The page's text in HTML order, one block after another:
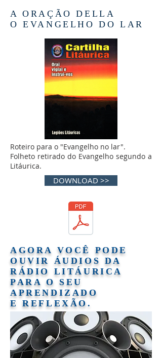
A ORAÇÃO DELLA
O EVANGELHO DO LAR
Roteiro para o "Evangelho no lar".
Folheto retirado do Evangelho segundo a
Litáurica.
DOWNLOAD >>
AGORA VOCÊ PODE
OUVIR ÁUDIOS DA
RÁDIO LITÁURICA
PARA O SEU
APRENDIZADO
E REFLEXÃO .